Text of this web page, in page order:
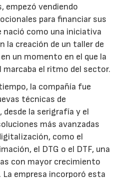
empezó vendiendo
para financiar sus
nació como una iniciativa
la creación de un taller de
un momento en el que la
marcaba el ritmo del sector.
la compañía fue
técnicas de
desde la serigrafía y el
más avanzadas
como el
el DTG o el DTF, una
con mayor crecimiento
La empresa incorporó esta